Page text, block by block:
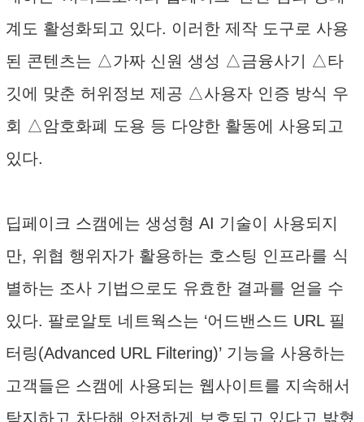
계도 활성화되고 있다. 이러한 제작 도구로 사용
된 콘텐츠는 △가짜 신원 생성 △금융사기 △타
깃에 맞춘 허위정보 제공 △사용자 인증 방식 우
회 △암호화폐 도용 등 다양한 활동에 사용되고
있다.
딥페이크 스캠에는 생성형 AI 기술이 사용되지
만, 위협 행위자가 활용하는 호스팅 인프라를 식
별하는 조사 기법으로도 유효한 결과를 얻을 수
있다. 팔로알토 네트웍스는 ‘어드밴스드 URL 필
터링(Advanced URL Filtering)’ 기능을 사용하는
고객들은 스캠에 사용되는 웹사이트를 지속해서
탐지하고 차단해 안전하게 보호되고 있다고 밝혔